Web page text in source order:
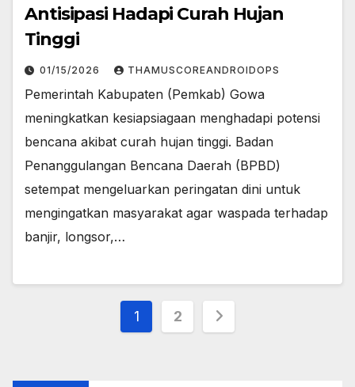
Antisipasi Hadapi Curah Hujan
Tinggi
01/15/2026 THAMUSCOREANDROIDOPS
Pemerintah Kabupaten (Pemkab) Gowa
meningkatkan kesiapsiagaan menghadapi potensi
bencana akibat curah hujan tinggi. Badan
Penanggulangan Bencana Daerah (BPBD)
setempat mengeluarkan peringatan dini untuk
mengingatkan masyarakat agar waspada terhadap
banjir, longsor,…
Posts
1 2